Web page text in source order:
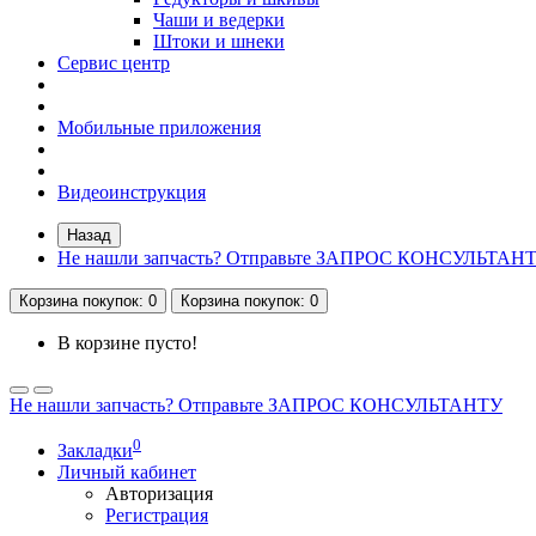
Чаши и ведерки
Штоки и шнеки
Сервис центр
Мобильные приложения
Видеоинструкция
Назад
Не нашли запчасть? Отправьте ЗАПРОС
Корзинапокупок: 0 Корзинапокупок: 0
В корзине пусто!
Не нашли запчасть? Отправьте ЗАПРОС КОНСУЛЬТАНТУ
Закладки0
Личный кабинет
Авторизация
Регистрация